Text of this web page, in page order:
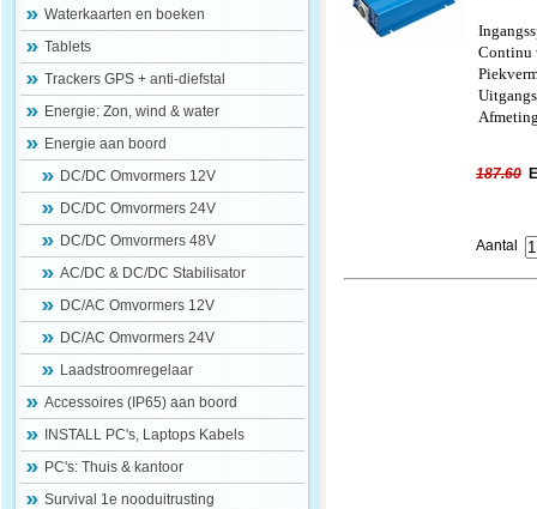
Waterkaarten en boeken
Tablets
Trackers GPS + anti-diefstal
Energie: Zon, wind & water
Energie aan boord
DC/DC Omvormers 12V
DC/DC Omvormers 24V
DC/DC Omvormers 48V
AC/DC & DC/DC Stabilisator
DC/AC Omvormers 12V
DC/AC Omvormers 24V
Laadstroomregelaar
Accessoires (IP65) aan boord
INSTALL PC's, Laptops Kabels
PC's: Thuis & kantoor
Survival 1e nooduitrusting
Continu
187.60
Aantal